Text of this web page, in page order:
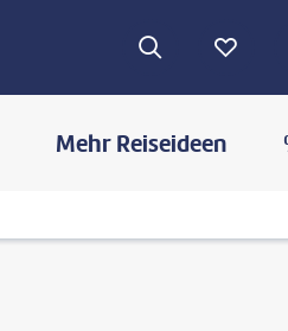
Mehr Reiseideen